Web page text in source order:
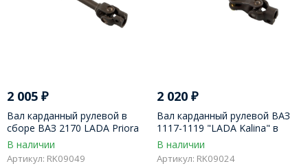
2 005 ₽
Вал карданный рулевой в
сборе ВАЗ 2170 LADA Priora
(2170-3422092)
В наличии
Артикул: RK09049
2 020₽
Вал карданный рулевой ВАЗ
1117-1119 "LADA Kalina" в
сборе (11186-3422092)
В наличии
Артикул: RK09024